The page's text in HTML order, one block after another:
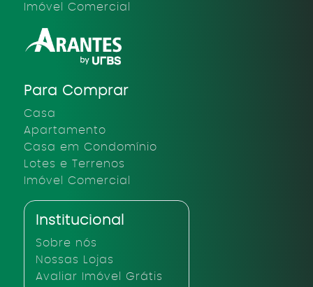
Imóvel Comercial
Para Comprar
Casa
Apartamento
Casa em Condomínio
Lotes e Terrenos
Imóvel Comercial
Institucional
Sobre nós
Nossas Lojas
Avaliar Imóvel Grátis